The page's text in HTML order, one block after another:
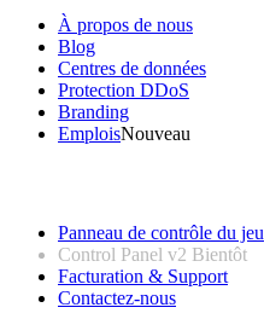
À propos de nous
Blog
Centres de données
Protection DDoS
Branding
EmploisNouveau
Panneau de contrôle du jeu
Control Panel v2 Bientôt
Facturation & Support
Contactez-nous